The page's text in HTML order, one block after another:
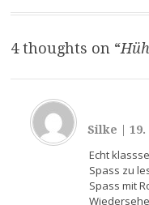
4 thoughts on “
Silke |19.
Echt
Spass zu
Spass mit